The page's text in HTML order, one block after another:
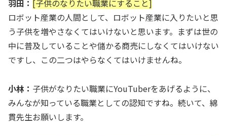
羽田： [子供のなりたい職業にすること]
ロボット産業の人間として、ロボット産業に入りたいと思
う子供を増やさなくてはいけないと思います。まずは世の
中に普及していることや儲かる商売にしなくてはいけない
ですし、この二つはやらなくてはいけませんね。
小林： 子供がなりたい職業にYouTuberをあげるように、
みんなが知っている職業としての認知ですね。続いて、綿
貫先生お願いします。